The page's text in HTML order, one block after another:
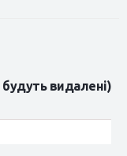
видалені)